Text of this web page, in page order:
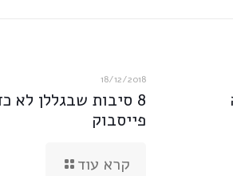
18/12/2018
8 סיבות שבגללן לא
פייסבוק
קרא עוד